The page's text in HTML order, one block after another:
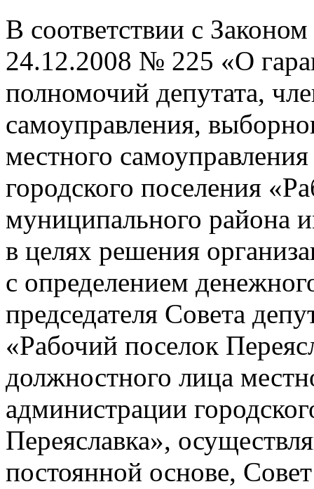
В соответствии с
24.12.2008 № 225 «О
полномочий депутата,
самоуправления,
местного
городского поселения
муниципального района
в целях решения
с определением
председателя Совета
«Рабочий поселок
должностного лица
администрации
Переяславка»,
постоянной основе,